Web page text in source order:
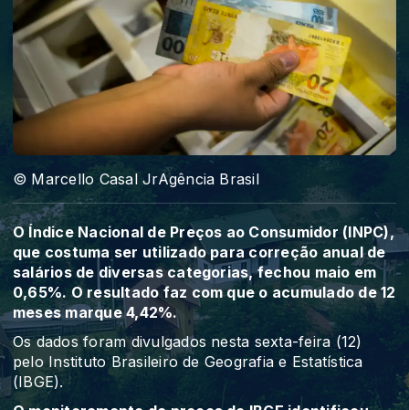
© Marcello Casal JrAgência Brasil
O Índice Nacional de Preços ao Consumidor (INPC),
que costuma ser utilizado para correção anual de
salários de diversas categorias, fechou maio em
0,65%. O resultado faz com que o acumulado de 12
meses marque 4,42%.
Os dados foram divulgados nesta sexta-feira (12)
pelo Instituto Brasileiro de Geografia e Estatística
(IBGE).